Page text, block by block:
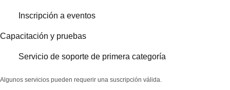
Inscripción a eventos
Capacitación y pruebas
Servicio de soporte de primera categoría
Algunos servicios pueden requerir una suscripción válida.